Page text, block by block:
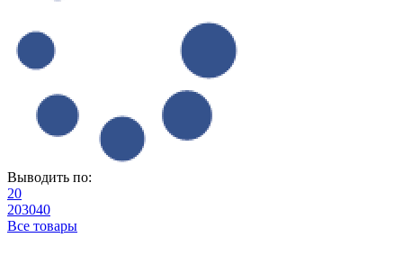
Выводить по:
20
203040
Все товары